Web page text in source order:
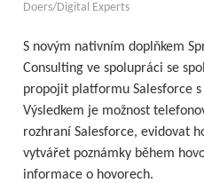
Doers/Digital Experts
S novým nativním doplňkem
Consulting ve spolupráci se
propojit platformu Salesforce s
Výsledkem je možnost
rozhraní Salesforce, evidovat
vytvářet poznámky během
informace o hovorech.